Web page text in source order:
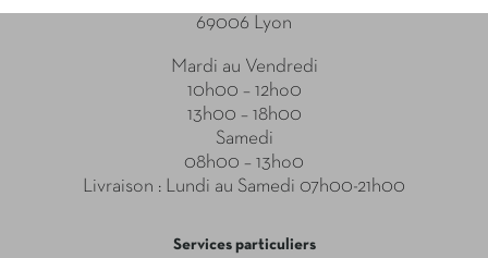
69006 Lyon
Mardi au Vendredi
10h00 – 12ho0
13h00 – 18h00
Samedi
08h00 – 13ho0
Livraison : Lundi au Samedi 07h00-21h00
Services particuliers